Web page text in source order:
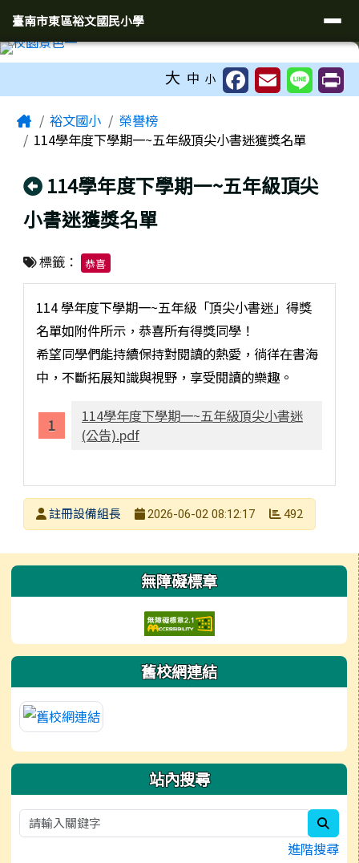
臺南市東區裕文國民小學
導覽列
臺南市東區裕文國民小學
大 中 小
Home裕文國小
榮譽榜
114學年度下學期一~五年級頂尖小書迷獲獎名單
回上頁
114學年度下學期一~五年級頂尖
小書迷獲獎名單
標籤： 恭喜
114 學年度下學期一~五年級「頂尖小書迷」得獎
名單如附件所示，恭喜所有得獎同學！
希望同學們能持續保持對閱讀的熱愛，徜徉在書海
中，不斷拓展知識與視野，享受閱讀的樂趣。
114學年度下學期一~五年級頂尖小書迷
(公告).pdf
發布者
註冊設備組長
2026-06-02 08:12:17 492
左邊區域內容 無障礙標章
舊校網連結
站內搜尋
進階搜尋